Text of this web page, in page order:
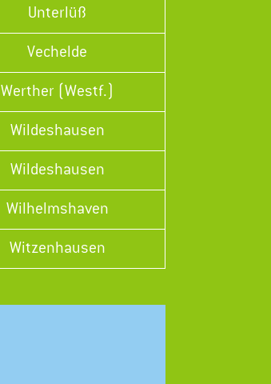
Unterlüß
Vechelde
Werther (Westf.)
Wildeshausen
Wildeshausen
Wilhelmshaven
Witzenhausen